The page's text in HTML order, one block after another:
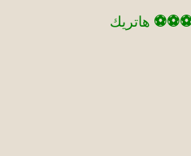
⚽
⚽ هاتريك